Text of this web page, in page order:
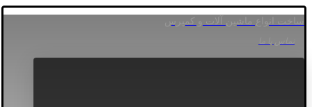
ساخت انواع ماشین آلات و کمپرس